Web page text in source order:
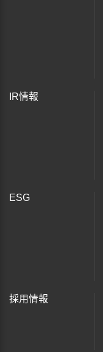
IR情報
ESG
採用情報